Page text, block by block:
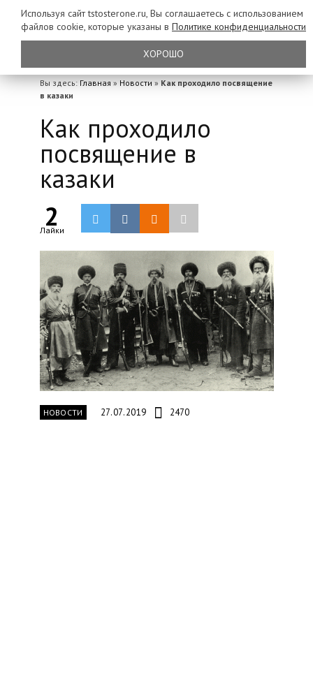
Вы здесь: Главная » Новости » Как проходило посвящение
в казаки
Как проходило
посвящение в
казаки
2
Лайки
НОВОСТИ 27.07.2019 2470
Используя сайт tstosterone.ru, Вы соглашаетесь с использованием
файлов cookie, которые указаны в Политике конфиденциальности
ХОРОШО